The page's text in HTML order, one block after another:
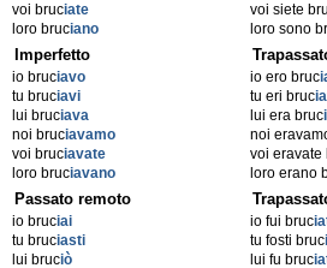
voi bruciate
loro bruciano
voi siete
loro sono
Imperfetto
io bruciavo
tu bruciavi
lui bruciava
noi bruciavamo
voi bruciavate
loro bruciavano
io ero bruc
tu eri bruc
lui era bruc
noi
voi eravate
loro erano
Passato remoto
io bruciai
tu bruciasti
lui bruciò
io fui bruc
tu fosti bruc
lui fu bruc